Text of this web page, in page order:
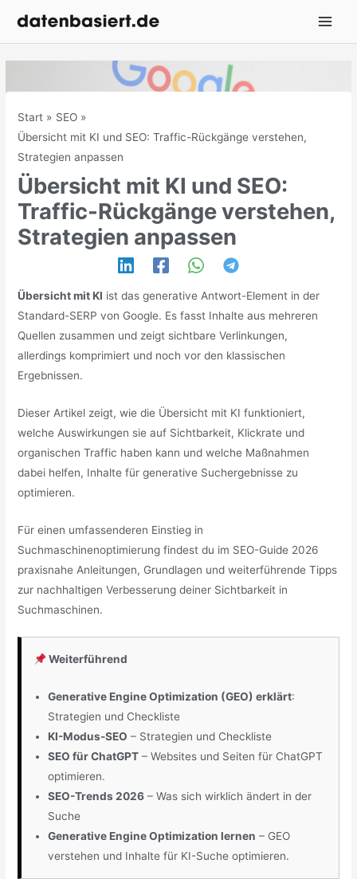
Inhalt
Start
SEO
Übersicht mit KI und SEO: Traffic-Rückgänge verstehen,
Strategien anpassen
Übersicht mit KI und SEO:
Traffic-Rückgänge verstehen,
Strategien anpassen
Übersicht mit KI ist das generative Antwort-Element in der
Standard-SERP von Google. Es fasst Inhalte aus mehreren
Quellen zusammen und zeigt sichtbare Verlinkungen,
allerdings komprimiert und noch vor den klassischen
Ergebnissen.
Dieser Artikel zeigt, wie die Übersicht mit KI funktioniert,
welche Auswirkungen sie auf Sichtbarkeit, Klickrate und
organischen Traffic haben kann und welche Maßnahmen
dabei helfen, Inhalte für generative Suchergebnisse zu
optimieren.
Für einen umfassenderen Einstieg in
Suchmaschinenoptimierung findest du im SEO-Guide 2026
praxisnahe Anleitungen, Grundlagen und weiterführende Tipps
zur nachhaltigen Verbesserung deiner Sichtbarkeit in
Suchmaschinen.
Weiterführend
Generative Engine Optimization (GEO) erklärt:
Strategien und Checkliste
KI-Modus-SEO – Strategien und Checkliste
SEO für ChatGPT – Websites und Seiten für ChatGPT
optimieren.
SEO-Trends 2026 – Was sich wirklich ändert in der
Suche
Generative Engine Optimization lernen – GEO
verstehen und Inhalte für KI-Suche optimieren.